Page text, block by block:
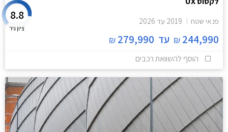
פנאי שטח 2019 עד 2026
244,990
₪ עד 279,990
₪
8.8
ציון גיר
הוסף להשוואת רכבים